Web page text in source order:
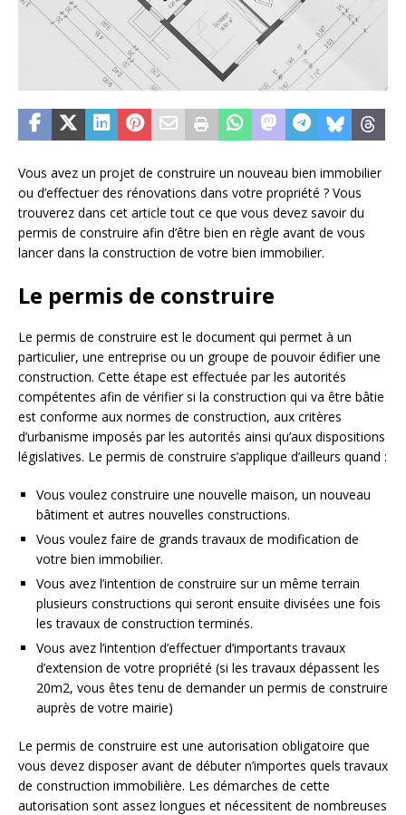
Vous avez un projet de construire un nouveau bien immobilier
ou d’effectuer des rénovations dans votre propriété ? Vous
trouverez dans cet article tout ce que vous devez savoir du
permis de construire afin d’être bien en règle avant de vous
lancer dans la construction de votre bien immobilier.
Le permis de construire
Le permis de construire est le document qui permet à un
particulier, une entreprise ou un groupe de pouvoir édifier une
construction. Cette étape est effectuée par les autorités
compétentes afin de vérifier si la construction qui va être bâtie
est conforme aux normes de construction, aux critères
d’urbanisme imposés par les autorités ainsi qu’aux dispositions
législatives. Le permis de construire s’applique d’ailleurs quand :
Vous voulez construire une nouvelle maison, un nouveau
bâtiment et autres nouvelles constructions.
Vous voulez faire de grands travaux de modification de
votre bien immobilier.
Vous avez l’intention de construire sur un même terrain
plusieurs constructions qui seront ensuite divisées une fois
les travaux de construction terminés.
Vous avez l’intention d’effectuer d’importants travaux
d’extension de votre propriété (si les travaux dépassent les
20m2, vous êtes tenu de demander un permis de construire
auprès de votre mairie)
Le permis de construire est une autorisation obligatoire que
vous devez disposer avant de débuter n’importes quels travaux
de construction immobilière. Les démarches de cette
autorisation sont assez longues et nécessitent de nombreuses